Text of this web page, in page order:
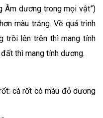
Âm dương trong mọi vật”)
màu trắng. Về quá trình
trồi lên trên thì mang tính
thì mang tính dương.
cà rốt có màu đỏ dương